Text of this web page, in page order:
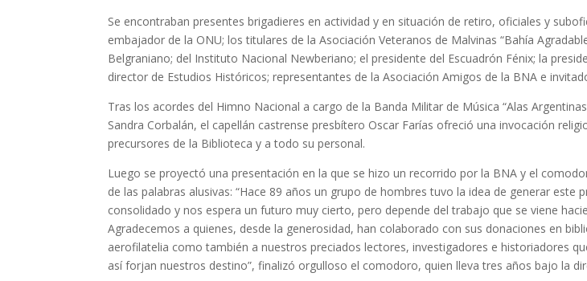
Se encontraban presentes brigadieres en actividad y en situación de retiro, oficiales y
embajador de la ONU; los titulares de la Asociación Veteranos de Malvinas “Bahía
Belgraniano; del Instituto Nacional Newberiano; el presidente del Escuadrón Fénix; la
director de Estudios Históricos; representantes de la Asociación Amigos de la BNA e
Tras los acordes del Himno Nacional a cargo de la Banda Militar de Música “Alas
Sandra Corbalán, el capellán castrense presbítero Oscar Farías ofreció una invocación
precursores de la Biblioteca y a todo su personal.
Luego se proyectó una presentación en la que se hizo un recorrido por la BNA y el
de las palabras alusivas: “Hace 89 años un grupo de hombres tuvo la idea de generar este
consolidado y nos espera un futuro muy cierto, pero depende del trabajo que se viene
Agradecemos a quienes, desde la generosidad, han colaborado con sus donaciones en
aerofilatelia como también a nuestros preciados lectores, investigadores e historiadores
así forjan nuestros destino”, finalizó orgulloso el comodoro, quien lleva tres años bajo la